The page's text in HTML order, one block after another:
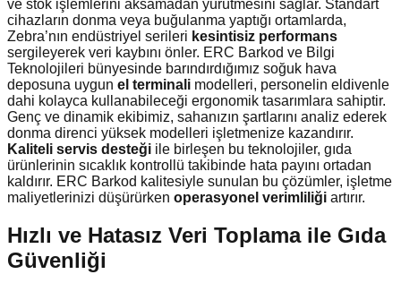
ve stok işlemlerini aksamadan yürütmesini sağlar. Standart
cihazların donma veya buğulanma yaptığı ortamlarda,
Zebra’nın endüstriyel serileri kesintisiz performans
sergileyerek veri kaybını önler. ERC Barkod ve Bilgi
Teknolojileri bünyesinde barındırdığımız soğuk hava
deposuna uygun el terminali modelleri, personelin eldivenle
dahi kolayca kullanabileceği ergonomik tasarımlara sahiptir.
Genç ve dinamik ekibimiz, sahanızın şartlarını analiz ederek
donma direnci yüksek modelleri işletmenize kazandırır.
Kaliteli servis desteği ile birleşen bu teknolojiler, gıda
ürünlerinin sıcaklık kontrollü takibinde hata payını ortadan
kaldırır. ERC Barkod kalitesiyle sunulan bu çözümler, işletme
maliyetlerinizi düşürürken operasyonel verimliliği artırır.
Hızlı ve Hatasız Veri Toplama ile Gıda
Güvenliği